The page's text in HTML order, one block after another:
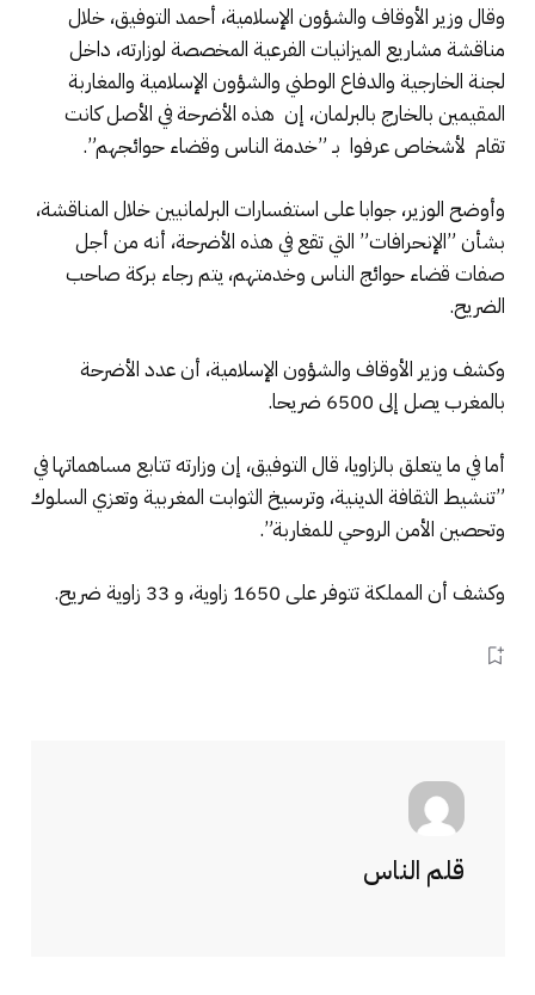
وقال وزير الأوقاف والشؤون الإسلامية، أحمد التوفيق، خلال
مناقشة مشاريع الميزانيات الفرعية المخصصة لوزارته، داخل
لجنة الخارجية والدفاع الوطني والشؤون الإسلامية والمغاربة
المقيمين بالخارج بالبرلمان، إن هذه الأضرحة في الأصل كانت
تقام لأشخاص عرفوا بـ ”خدمة الناس وقضاء حوائجهم”.
وأوضح الوزير، جوابا على استفسارات البرلمانيين خلال المناقشة،
بشأن ”الإنحرافات” التي تقع في هذه الأضرحة، أنه من أجل
صفات قضاء حوائج الناس وخدمتهم، يتم رجاء بركة صاحب
الضريح.
وكشف وزير الأوقاف والشؤون الإسلامية، أن عدد الأضرحة
بالمغرب يصل إلى 6500 ضريحا.
أما في ما يتعلق بالزاويا، قال التوفيق، إن وزارته تتابع مساهماتها في
”تنشيط الثقافة الدينية، وترسيخ الثوابت المغربية وتعزي السلوك
وتحصين الأمن الروحي للمغاربة”.
وكشف أن المملكة تتوفر على 1650 زاوية، و 33 زاوية ضريح.
قلم الناس